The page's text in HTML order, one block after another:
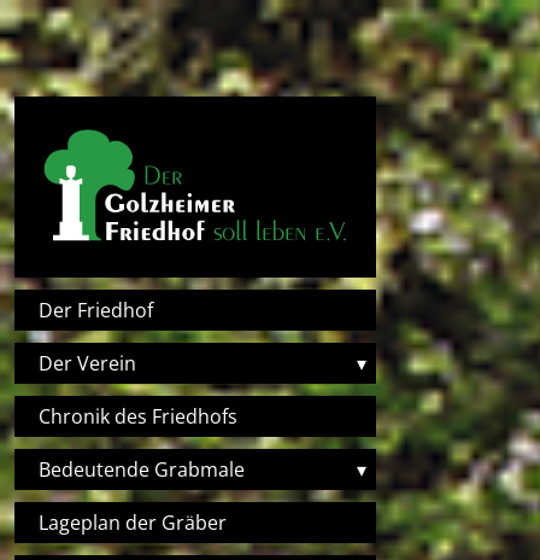
Direkt zum Inhalt
Hauptnavigation
Der Friedhof
Der Verein
▾
Chronik des Friedhofs
Bedeutende Grabmale
▾
Lageplan der Gräber